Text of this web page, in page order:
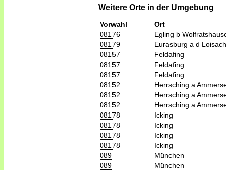
Weitere Orte in der Umgebung
Vorwahl
Ort
08176
Egling b
08179
Eurasburg a d Loisach
08157
Feldafing
08157
Feldafing
08157
Feldafing
08152
Herrsching a
08152
Herrsching a
08152
Herrsching a
08178
Icking
08178
Icking
08178
Icking
08178
Icking
089
München
089
München